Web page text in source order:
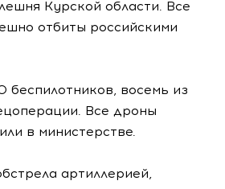
Курской области. Все
отбиты российскими
восемь из
Все дроны
в министерстве.
артиллерией,